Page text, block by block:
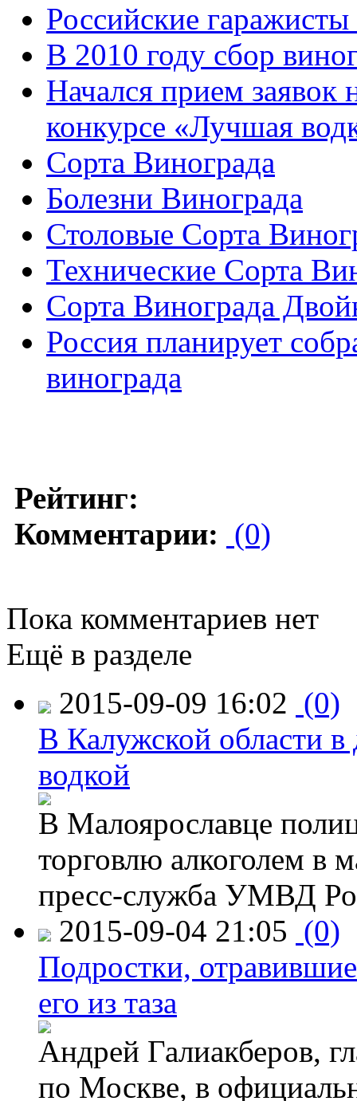
Российские
В 2010 году сбор
Начался прием заявок
конкурсе «Лучшая
Сорта Винограда
Болезни Винограда
Столовые Сорта
Технические Сорта
Сорта Винограда
Россия планирует
винограда
Рейтинг:
Комментарии: (0)
Пока комментариев нет
Ещё в разделе
2015-09-09 16:02 (0)
В Калужской области в
водкой
В Малоярославце
торговлю алкоголем в
пресс-служба УМВД
2015-09-04 21:05 (0)
Подростки,
его из таза
Андрей Галиакберов,
по Москве, в